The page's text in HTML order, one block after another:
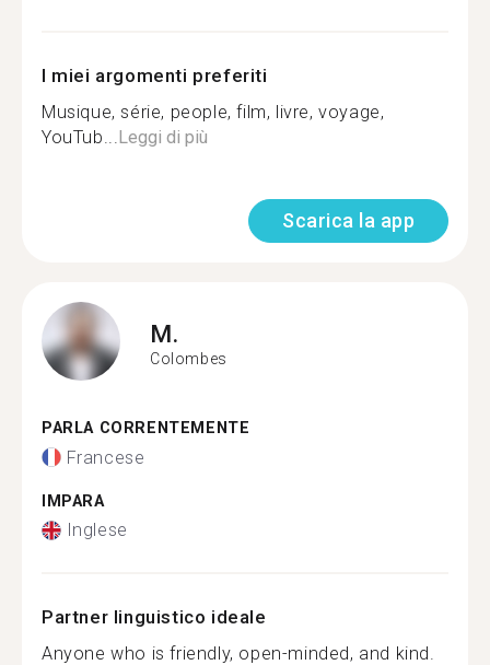
I miei argomenti preferiti
Musique, série, people, film, livre, voyage,
YouTub...Leggi di più
Scarica la app
M.
Colombes
PARLA CORRENTEMENTE
Francese
IMPARA
Inglese
Partner linguistico ideale
Anyone who is friendly, open-minded, and kind.